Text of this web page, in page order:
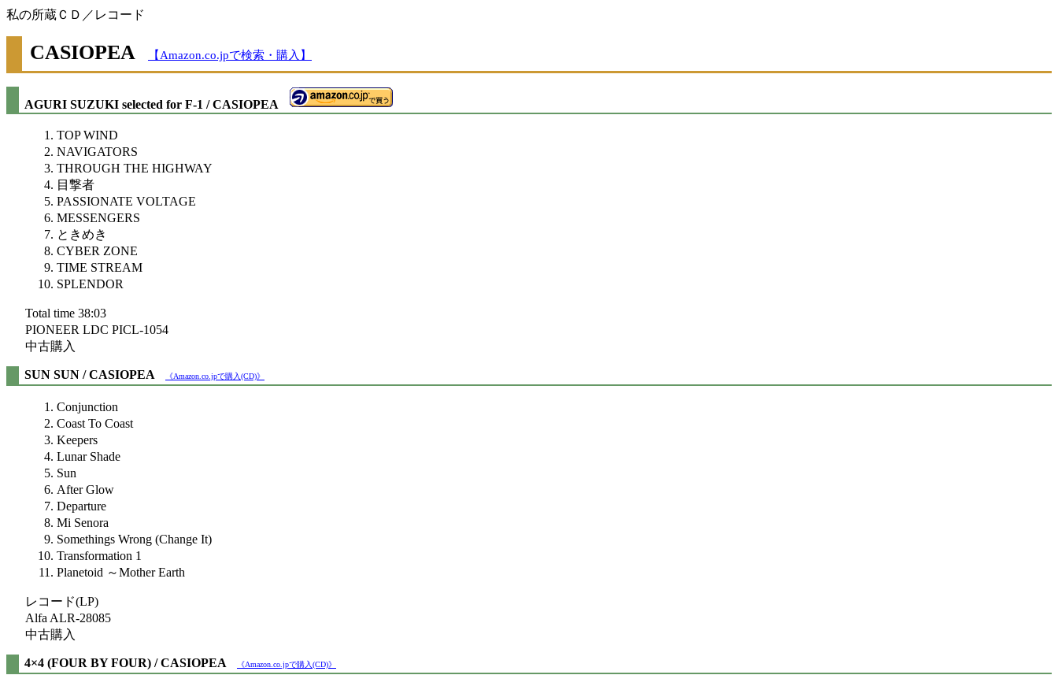
私の所蔵ＣＤ／レコード
CASIOPEA 【Amazon.co.jpで検索・購入】
AGURI SUZUKI selected for F-1 / CASIOPEA
TOP WIND
NAVIGATORS
THROUGH THE HIGHWAY
目撃者
PASSIONATE VOLTAGE
MESSENGERS
ときめき
CYBER ZONE
TIME STREAM
SPLENDOR
Total time 38:03
PIONEER LDC PICL-1054
中古購入
SUN SUN / CASIOPEA 《Amazon.co.jpで購入(CD)》
Conjunction
Coast To Coast
Keepers
Lunar Shade
Sun
After Glow
Departure
Mi Senora
Somethings Wrong (Change It)
Transformation 1
Planetoid ～Mother Earth
レコード(LP)
Alfa ALR-28085
中古購入
4×4 (FOUR BY FOUR) / CASIOPEA 《Amazon.co.jpで購入(CD)》